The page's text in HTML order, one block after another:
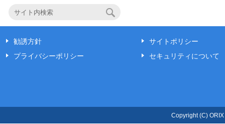
勧誘方針
プライバシーポリシー
サイトポリシー
セキュリティについて
Copyright (C)